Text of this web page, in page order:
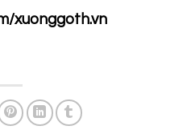
xuonggoth.vn